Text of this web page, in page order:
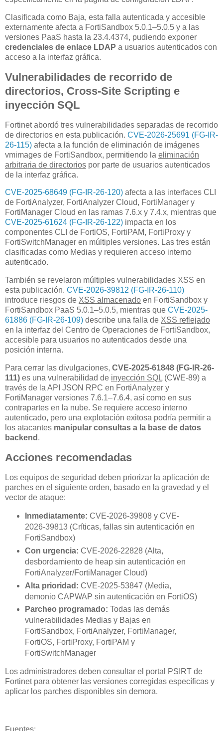
Clasificada como Baja, esta falla autenticada y accesible
externamente afecta a FortiSandbox 5.0.1–5.0.5 y a las
versiones PaaS hasta la 23.4.4374, pudiendo exponer
credenciales de enlace LDAP a usuarios autenticados con
acceso a la interfaz gráfica.
Vulnerabilidades de recorrido de
directorios, Cross-Site Scripting e
inyección SQL
Fortinet abordó tres vulnerabilidades separadas de recorrido
de directorios en esta publicación. CVE-2026-25691 (FG-IR-
26-115) afecta a la función de eliminación de imágenes
vmimages de FortiSandbox, permitiendo la eliminación
arbitraria de directorios por parte de usuarios autenticados
de la interfaz gráfica.
CVE-2025-68649 (FG-IR-26-120) afecta a las interfaces CLI
de FortiAnalyzer, FortiAnalyzer Cloud, FortiManager y
FortiManager Cloud en las ramas 7.6.x y 7.4.x, mientras que
CVE-2025-61624 (FG-IR-26-122) impacta en los
componentes CLI de FortiOS, FortiPAM, FortiProxy y
FortiSwitchManager en múltiples versiones. Las tres están
clasificadas como Medias y requieren acceso interno
autenticado.
También se revelaron múltiples vulnerabilidades XSS en
esta publicación. CVE-2026-39812 (FG-IR-26-110)
introduce riesgos de XSS almacenado en FortiSandbox y
FortiSandbox PaaS 5.0.1–5.0.5, mientras que CVE-2025-
61886 (FG-IR-26-109) describe una falla de XSS reflejado
en la interfaz del Centro de Operaciones de FortiSandbox,
accesible para usuarios no autenticados desde una
posición interna.
Para cerrar las divulgaciones, CVE-2025-61848 (FG-IR-26-
111) es una vulnerabilidad de inyección SQL (CWE-89) a
través de la API JSON RPC en FortiAnalyzer y
FortiManager versiones 7.6.1–7.6.4, así como en sus
contrapartes en la nube. Se requiere acceso interno
autenticado, pero una explotación exitosa podría permitir a
los atacantes manipular consultas a la base de datos
backend .
Acciones recomendadas
Los equipos de seguridad deben priorizar la aplicación de
parches en el siguiente orden, basado en la gravedad y el
vector de ataque:
Inmediatamente: CVE-2026-39808 y CVE-
2026-39813 (Críticas, fallas sin autenticación en
FortiSandbox)
Con urgencia: CVE-2026-22828 (Alta,
desbordamiento de heap sin autenticación en
FortiAnalyzer/FortiManager Cloud)
Alta prioridad: CVE-2025-53847 (Media,
demonio CAPWAP sin autenticación en FortiOS)
Parcheo programado: Todas las demás
vulnerabilidades Medias y Bajas en
FortiSandbox, FortiAnalyzer, FortiManager,
FortiOS, FortiProxy, FortiPAM y
FortiSwitchManager
Los administradores deben consultar el portal PSIRT de
Fortinet para obtener las versiones corregidas específicas y
aplicar los parches disponibles sin demora.